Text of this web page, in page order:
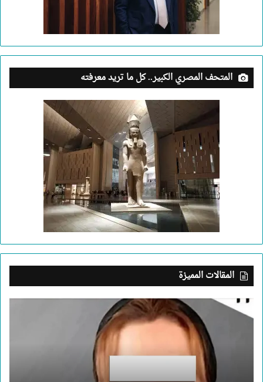
المتحف المصري الكبير.. كل ما تريد معرفته
المقالات المميزة
بعد
جريمة